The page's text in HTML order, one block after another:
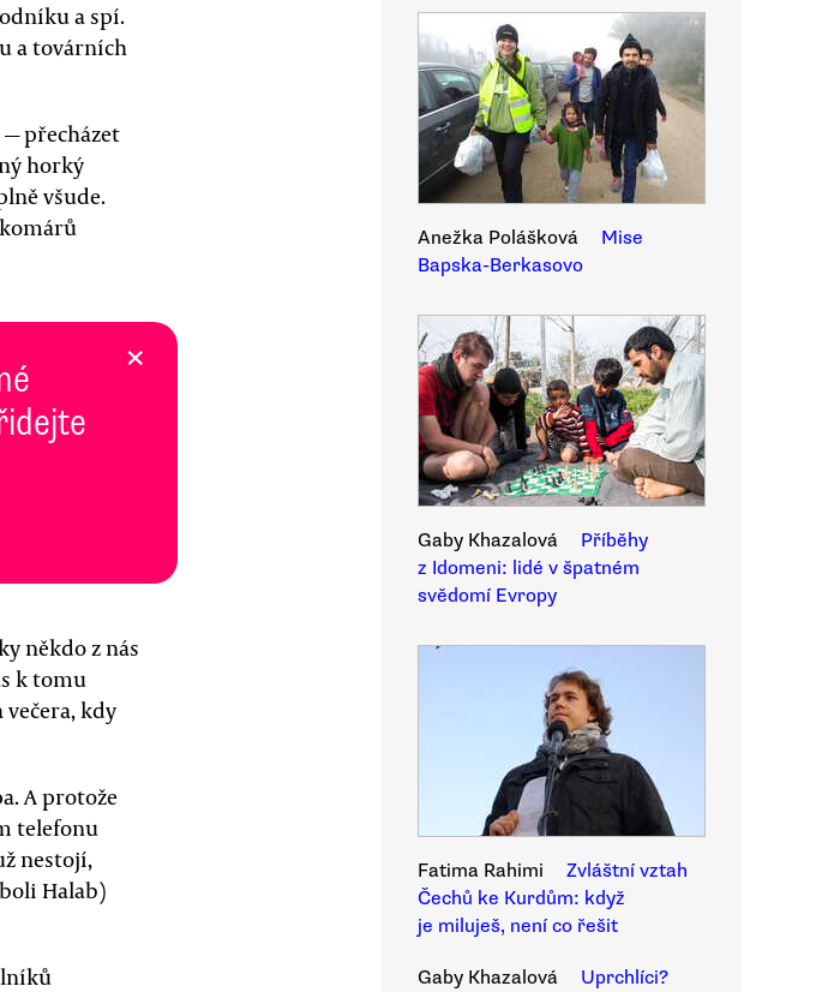
a spí.
a továrních
přecházet
horký
všude.
×
někdo z nás
k tomu
kdy
A protože
telefonu
nestojí,
Halab)
Anežka Polášková
Mise
Bapska-Berkasovo
Gaby Khazalová
Příběhy
z Idomeni: lidé v špatném
svědomí Evropy
Fatima Rahimi
Zvláštní vztah
Čechů ke Kurdům: když
je miluješ, není co řešit
Gaby Khazalová
Uprchlíci?